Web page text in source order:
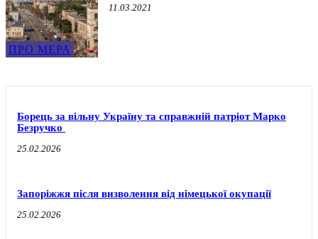
ПРО МЕРА
11.03.2021
Борець за вільну Україну та справжній патріот Марко
Безручко
25.02.2026
Запоріжжя після визволення від німецької окупації
25.02.2026